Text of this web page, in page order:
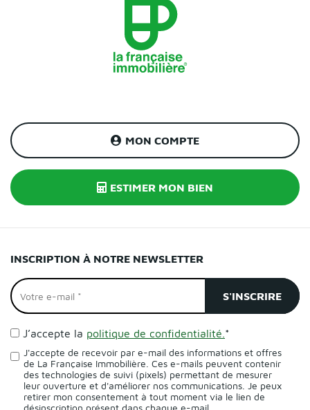
MON COMPTE
ESTIMER MON BIEN
INSCRIPTION À NOTRE NEWSLETTER
J’accepte la politique de confidentialité. *
J'accepte de recevoir par e-mail des informations et offres
de La Française Immobilière. Ces e-mails peuvent contenir
des technologies de suivi (pixels) permettant de mesurer
leur ouverture et d'améliorer nos communications. Je peux
retirer mon consentement à tout moment via le lien de